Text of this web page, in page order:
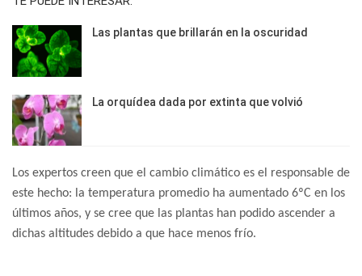
Las plantas que brillarán en la oscuridad
La orquídea dada por extinta que volvió
Los expertos creen que el cambio climático es el responsable de
este hecho: la temperatura promedio ha aumentado 6ºC en los
últimos años, y se cree que las plantas han podido ascender a
dichas altitudes debido a que hace menos frío.